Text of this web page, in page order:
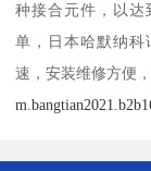
种接合元件，以
单，日本哈默纳科
速，安装维修方便